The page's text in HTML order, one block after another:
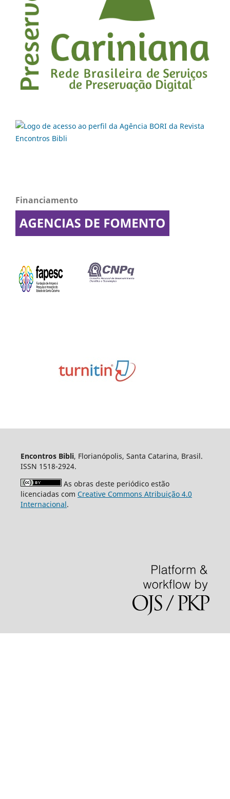
Financiamento
Encontros Bibli, Florianópolis, Santa Catarina, Brasil.
ISSN 1518-2924.
As obras deste periódico estão
licenciadas com Creative Commons Atribuição 4.0
Internacional.